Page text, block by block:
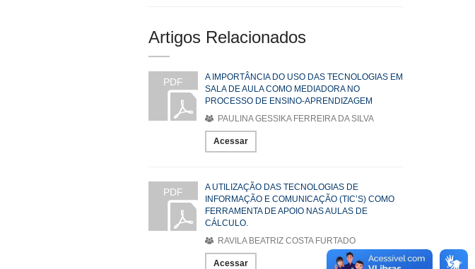
Artigos Relacionados
PDF
A IMPORTÂNCIA DO USO DAS TECNOLOGIAS EM
SALA DE AULA COMO MEDIADORA NO
PROCESSO DE ENSINO-APRENDIZAGEM
PAULINA GESSIKA FERREIRA DA SILVA
Acessar
PDF
A UTILIZAÇÃO DAS TECNOLOGIAS DE
INFORMAÇÃO E COMUNICAÇÃO (TIC’S) COMO
FERRAMENTA DE APOIO NAS AULAS DE
CÁLCULO.
RAVILA BEATRIZ COSTA FURTADO
Acessar